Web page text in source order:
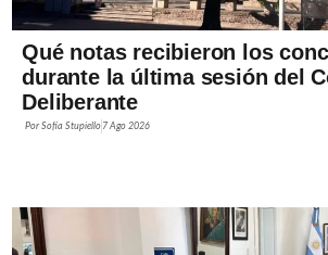
Qué notas recibieron los
durante la última sesión del
Deliberante
PorSofía Stupiello 7 Ago 2026